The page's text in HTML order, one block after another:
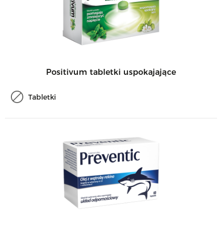
Positivum tabletki uspokajające
Tabletki